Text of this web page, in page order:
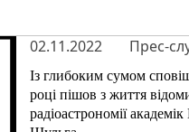
02.11.2022 Прес-
Із глибоким сумом
році пішов з життя
радіоастрономії